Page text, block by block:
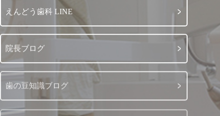
えんどう歯科 LINE
院長ブログ
歯の豆知識ブログ